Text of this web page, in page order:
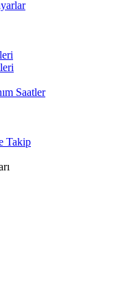
Saatler
Takip